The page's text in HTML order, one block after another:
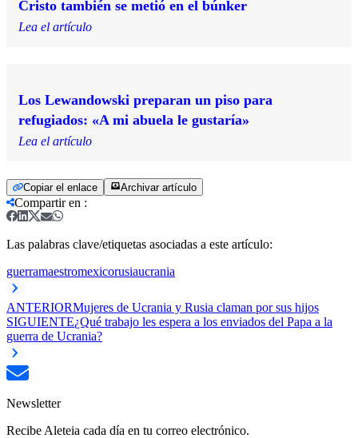
Cristo también se metió en el búnker
Lea el artículo
Los Lewandowski preparan un piso para
refugiados: «A mi abuela le gustaría»
Lea el artículo
Copiar el enlace Archivar artículo
Compartir en :
Las palabras clave/etiquetas asociadas a este artículo:
guerramaestromexicorusiaucrania
ANTERIORMujeres de Ucrania y Rusia claman por sus hijos
SIGUIENTE¿Qué trabajo les espera a los enviados del Papa a la
guerra de Ucrania?
Newsletter
Recibe Aleteia cada día en tu correo electrónico.